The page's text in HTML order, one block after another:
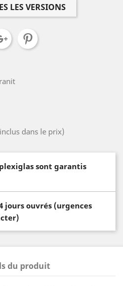
LES VERSIONS
dans le prix)
sont garantis
jours ouvrés (urgences
du produit